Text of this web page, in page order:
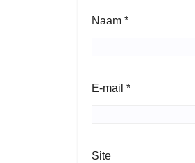
Naam *
E-mail *
Site